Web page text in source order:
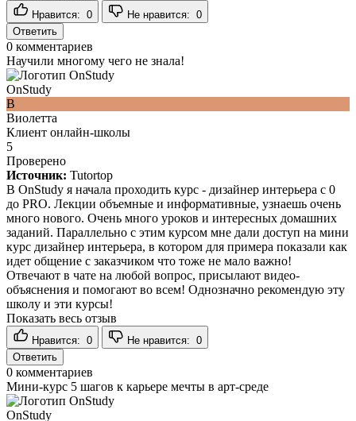
Нравится: 0 Не нравится: 0
Ответить
0 комментариев
Научили многому чего не знала!
OnStudy
В
Виолетта
Клиент онлайн-школы
5
Проверено
Источник: Tutortop
В OnStudy я начала проходить курс - дизайнер интерьера с 0
до PRO. Лекции объемные и информативные, узнаешь очень
много нового. Очень много уроков и интересных домашних
заданий. Параллельно с этим курсом мне дали доступ на мини
курс дизайнер интерьера, в котором для примера показали как
идет общение с заказчиком что тоже не мало важно!
Отвечают в чате на любой вопрос, присылают видео-
объяснения и помогают во всем! Однозначно рекомендую эту
школу и эти курсы!
Показать весь отзыв
Нравится: 0 Не нравится: 0
Ответить
0 комментариев
Мини-курс 5 шагов к карьере мечты в арт-среде
OnStudy